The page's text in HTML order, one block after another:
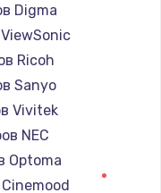
питания
Digma
Ricoh
Sanyo
Vivitek
NEC
Optoma